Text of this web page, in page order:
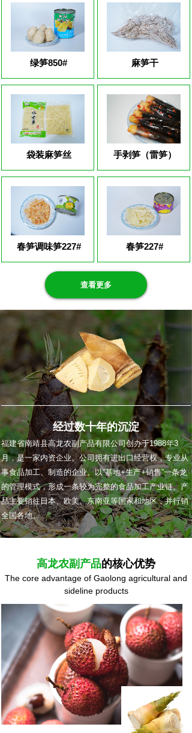
查看更多
绿笋850# 麻笋干
袋装麻笋丝 手剥笋（雷笋）
春笋调味笋227# 春笋227#
福建省南靖县高龙农副产品有限公司创办于1988年3
月，是一家内资企业。公司拥有进出口经营权，专业从
事食品加工、制造的企业。以“基地+生产+销售”一条龙
的管理模式，形成一条较为完整的食品加工产业链。产
品主要销往日本、欧美、东南亚等国家和地区，并行销
全国各地。
经过数十年的沉淀
高龙农副产品的核心优势
The core advantage of Gaolong agricultural and
sideline products